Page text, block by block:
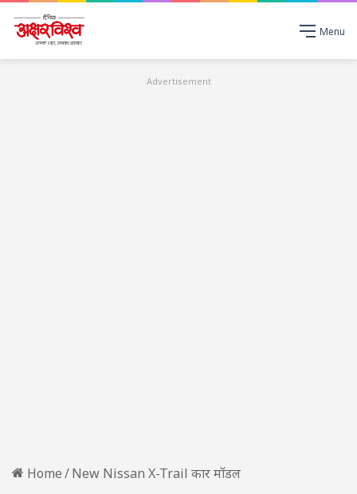
Menu
Advertisement
Home/New Nissan X-Trail कार मॉडल